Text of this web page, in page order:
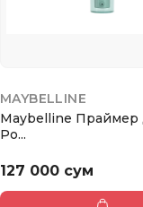
MAYBELLINE
Maybelline Праймер
Po...
127 000 сум